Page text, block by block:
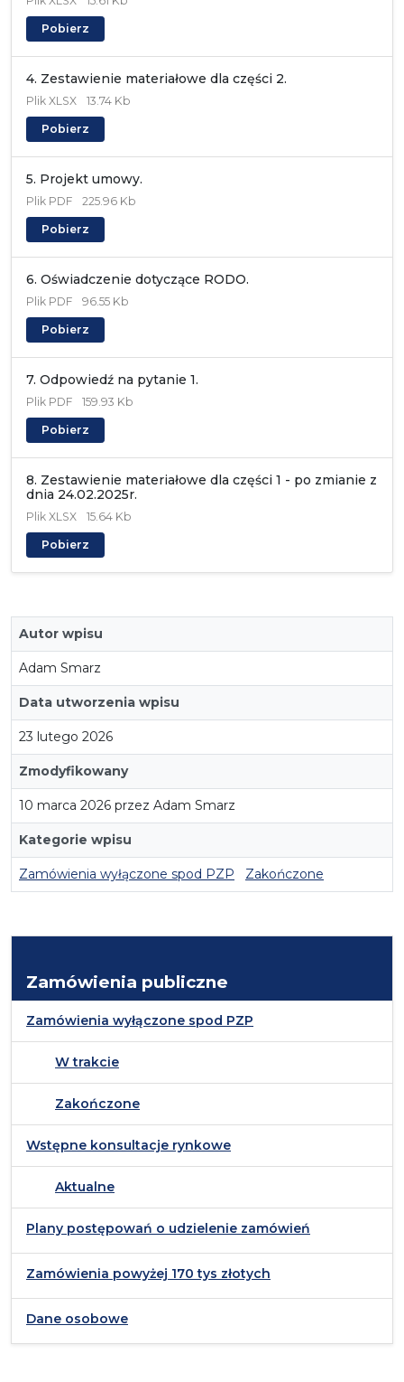
Pobierz
4. Zestawienie materiałowe dla części 2.
Plik XLSX 13.74 Kb
Pobierz
5. Projekt umowy.
Plik PDF 225.96 Kb
Pobierz
6. Oświadczenie dotyczące RODO.
Plik PDF 96.55 Kb
Pobierz
7. Odpowiedź na pytanie 1.
Plik PDF 159.93 Kb
Pobierz
8. Zestawienie materiałowe dla części 1 - po zmianie z
dnia 24.02.2025r.
Plik XLSX 15.64 Kb
Pobierz
Autor wpisu
Adam Smarz
Data utworzenia wpisu
23 lutego 2026
Zmodyfikowany
10 marca 2026 przez Adam Smarz
Kategorie wpisu
Zamówienia wyłączone spod PZP Zakończone
Zamówienia publiczne
Zamówienia wyłączone spod PZP
W trakcie
Zakończone
Wstępne konsultacje rynkowe
Aktualne
Plany postępowań o udzielenie zamówień
Zamówienia powyżej 170 tys złotych
Dane osobowe